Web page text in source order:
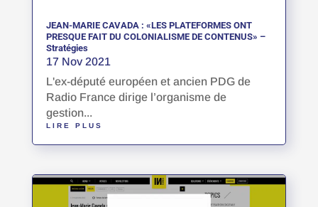
JEAN-MARIE CAVADA : «LES PLATEFORMES ONT
PRESQUE FAIT DU COLONIALISME DE CONTENUS» –
Stratégies
17 Nov 2021
L'ex-député européen et ancien PDG de
Radio France dirige l’organisme de
gestion...
LIRE PLUS